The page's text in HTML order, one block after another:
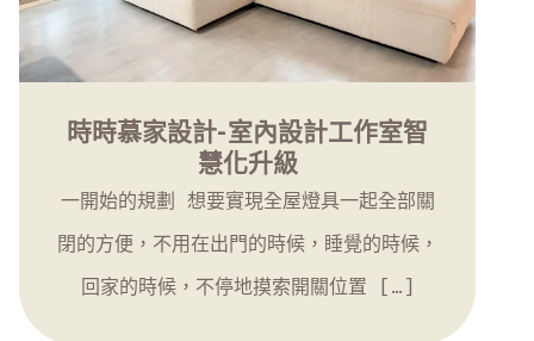
時時慕家設計-室內設計工作室智
慧化升級
一開始的規劃 想要實現全屋燈具一起全部關
閉的方便，不用在出門的時候，睡覺的時候，
回家的時候，不停地摸索開關位置 […]